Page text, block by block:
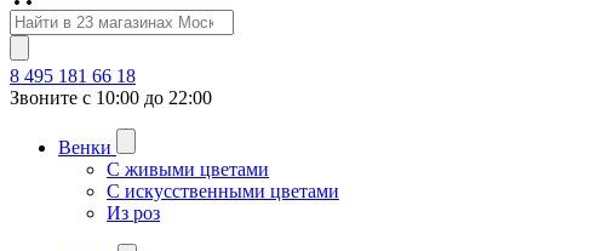
8 495 181 66 18
Звоните с 10:00 до 22:00
Венки
С живыми цветами
С искусственными цветами
Из роз